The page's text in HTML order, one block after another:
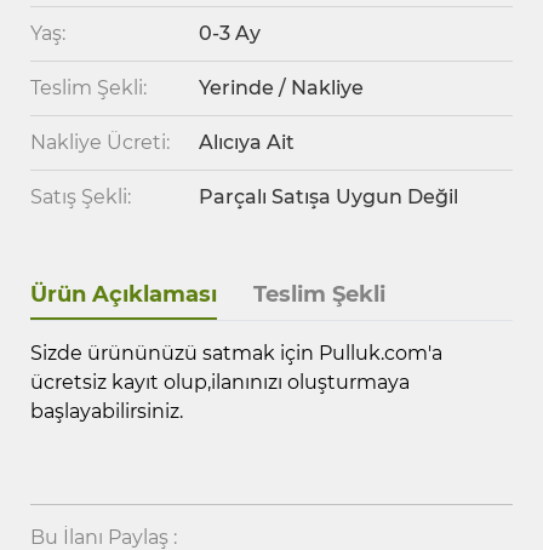
Yaş: 0-3 Ay
Teslim Şekli: Yerinde / Nakliye
Nakliye Ücreti: Alıcıya Ait
Satış Şekli: Parçalı Satışa Uygun Değil
Ürün Açıklaması Teslim Şekli
Sizde ürününüzü satmak için Pulluk.com'a
ücretsiz kayıt olup,ilanınızı oluşturmaya
başlayabilirsiniz.
Bu İlanı Paylaş :